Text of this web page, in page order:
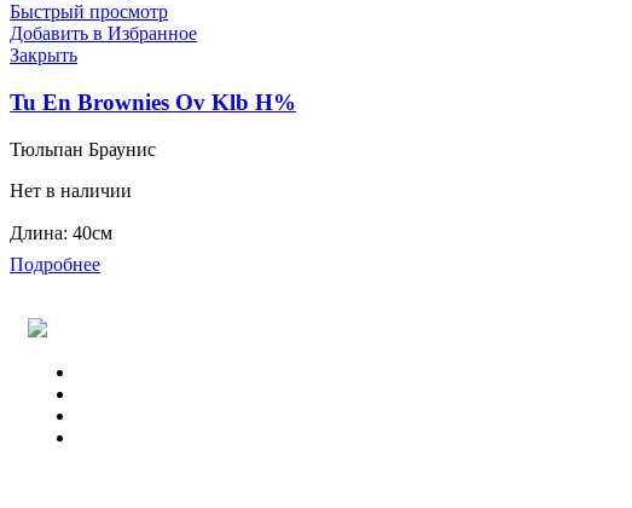
Быстрый просмотр
Добавить в Избранное
Закрыть
Tu En Brownies Ov Klb H%
Тюльпан Браунис
Нет в наличии
Длина: 40см
Подробнее